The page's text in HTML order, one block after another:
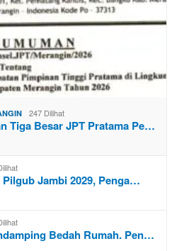
247 Dilihat
Tiga Besar JPT Pratama Pe…
Jambi 2029, Penga…
Bedah Rumah. Pen…